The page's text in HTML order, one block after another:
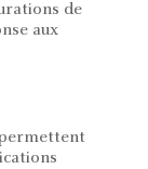
de
aux